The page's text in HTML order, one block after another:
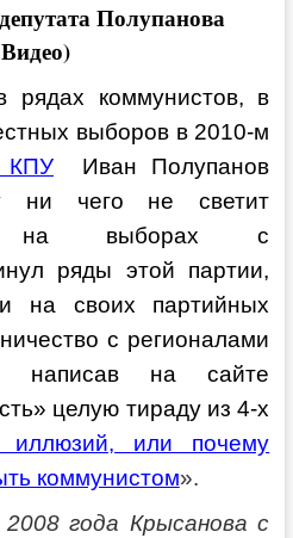
Полупанова
коммунистов, в
выборов в 2010-м
КПУ
Иван Полупанов
ни чего не светит
на выборах с
ряды этой партии,
на своих партийных
с регионалами
написав на сайте
целую тираду из 4-х
иллюзий, или почему
коммунистом».
года Крысанова с